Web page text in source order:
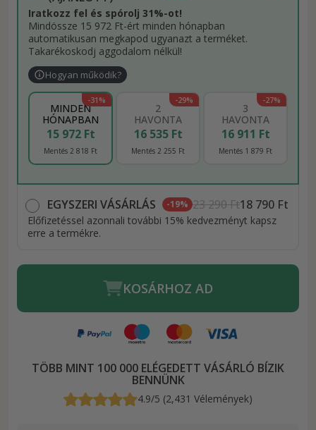
Iratkozz fel és spórolj 31%-ot!
Mindössze 15 972 Ft-ért minden hónapban
automatikusan megkapod ugyanazt a terméket.
Takarékoskodj aggodalom nélkül!
Hogyan működik?
-31%
MINDEN
HÓNAPBAN
15 972 Ft
Mentés 2 818 Ft
-29%
2
HAVONTA
16 535 Ft
Mentés 2 255 Ft
-27%
3
HAVONTA
16 911 Ft
Mentés 1 879 Ft
EGYSZERI VÁSÁRLÁS -19% 23 290 Ft18 790 Ft
Előfizetéssel azonnali további 15% kedvezményt kapsz
erre a termékre.
KOSÁRHOZ AD
TÖBB MINT 100 000 ELÉGEDETT VÁSÁRLÓ BÍZIK
BENNÜNK
4.9/5 (2,431 Vélemények)